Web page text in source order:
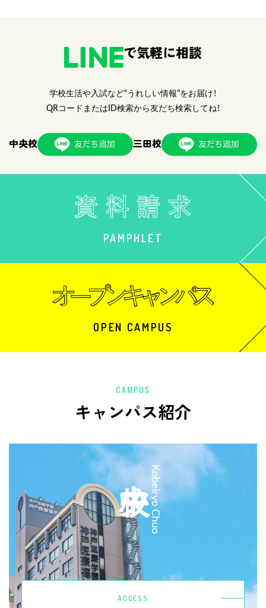
で気軽に相談
学校生活や入試など"うれしい情報"をお届け！
QRコードまたはID検索から友だち検索してね！
中央校 三田校
PAMPHLET
OPEN CAMPUS
CAMPUS
キャンパス紹介
Kobeiryo Chuo
ACCESS